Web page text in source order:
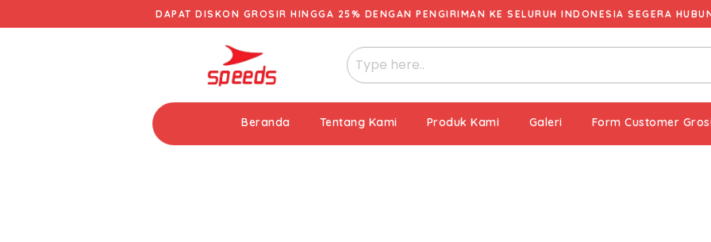
DAPAT DISKON GROSIR HINGGA 25% DENGAN PENGIRIMAN KE SELURUH INDONESIA SEGERA
Beranda Tentang Kami Produk Kami Galeri Form Customer